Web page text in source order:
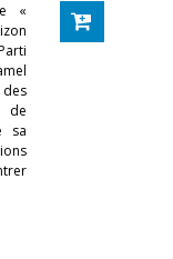
«
de
sa